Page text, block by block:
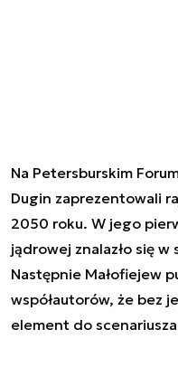
Na Petersburskim
Dugin zaprezentowali
2050 roku. W jego
jądrowej znalazło się w
Następnie Małofiejew
współautorów, że bez
element do